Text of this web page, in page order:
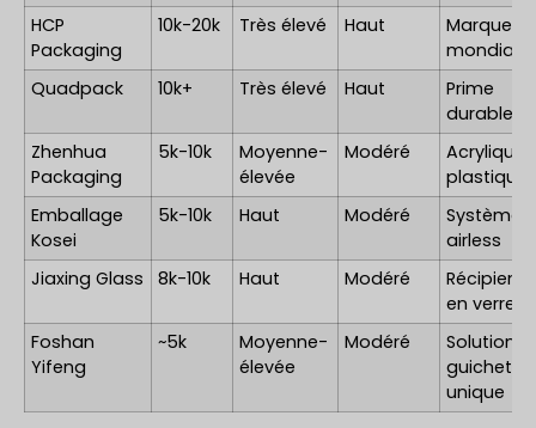
HCP
Packaging
10k-20k Très élevé Haut
Marques
Quadpack
10k+ Très élevé Haut
Prime
durable
Zhenhua
Packaging
5k-10k
Moyenne-
élevée
Modéré
Acrylique
plastique
Emballage
Kosei
5k-10k Haut Modéré
Systèmes
airless
Jiaxing Glass
8k-10k Haut Modéré
Récipients
en verre
Foshan
Yifeng
~5k
Moyenne-
élevée
Modéré
Solutions
guichet
unique